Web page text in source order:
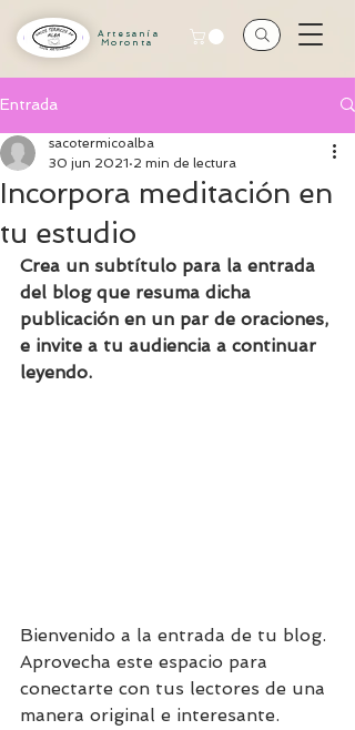
Artesanía
Moronta
Entrada
Incorpora meditación en
tu estudio
sacotermicoalba
30 jun 2021 2 min de lectura
Crea un subtítulo para la entrada
del blog que resuma dicha
publicación en un par de oraciones,
e invite a tu audiencia a continuar
leyendo.
Bienvenido a la entrada de tu blog.
Aprovecha este espacio para
conectarte con tus lectores de una
manera original e interesante.